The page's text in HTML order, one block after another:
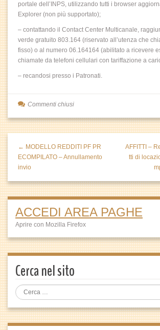
portale dell’INPS, utilizzando tutti i browser
Explorer (non più supportato);
– contattando il Contact Center Multicanale,
verde gratuito 803.164 (riservato all’utenza che
fisso) o al numero 06.164164 (abilitato a ricevere
chiamate da telefoni cellulari con tariffazione a
– recandosi presso i Patronati.
Commenti chiusi
← MODELLO REDDITI PF PR
ECOMPILATO – Annullamento
invio
AFFITTI –
tti di
ACCEDI AREA PAGHE
Aprire con Mozilla Firefox
Cerca nel sito